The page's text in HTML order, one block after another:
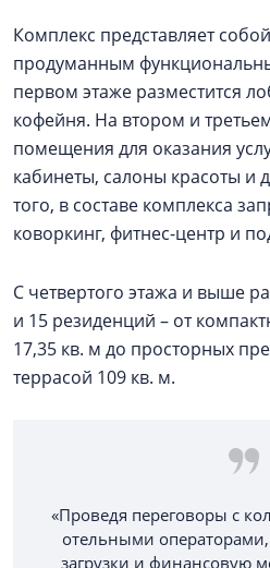
Комплекс представляет
продуманным
первом этаже разместится
кофейня. На втором и
помещения для оказания
кабинеты, салоны красоты и
того, в составе комплекса
коворкинг, фитнес-центр и
С четвертого этажа и выше
и 15 резиденций – от
17,35 кв. м до просторных
террасой 109 кв. м.
«Проведя переговоры с
отельными операторами,
загрузки и финансовую